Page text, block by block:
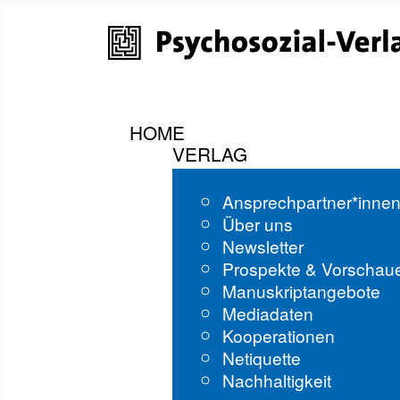
HOME
VERLAG
Über uns
Newsletter
Prospekte &
Manuskriptangebote
Mediadaten
Kooperationen
Netiquette
Nachhaltigkeit